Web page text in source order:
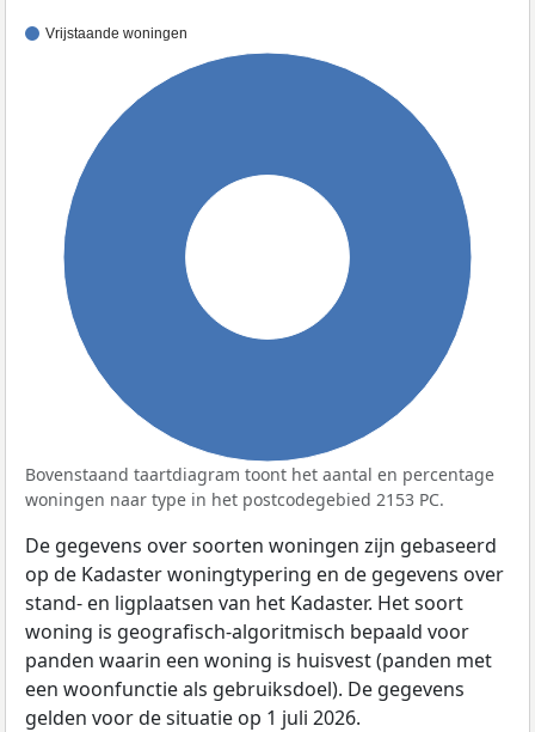
Vrijstaande woningen
Bovenstaand taartdiagram toont het aantal en percentage
woningen naar type in het postcodegebied 2153 PC.
De gegevens over soorten woningen zijn gebaseerd
op de Kadaster woningtypering en de gegevens over
stand- en ligplaatsen van het Kadaster. Het soort
woning is geografisch-algoritmisch bepaald voor
panden waarin een woning is huisvest (panden met
een woonfunctie als gebruiksdoel). De gegevens
gelden voor de situatie op 1 juli 2026.